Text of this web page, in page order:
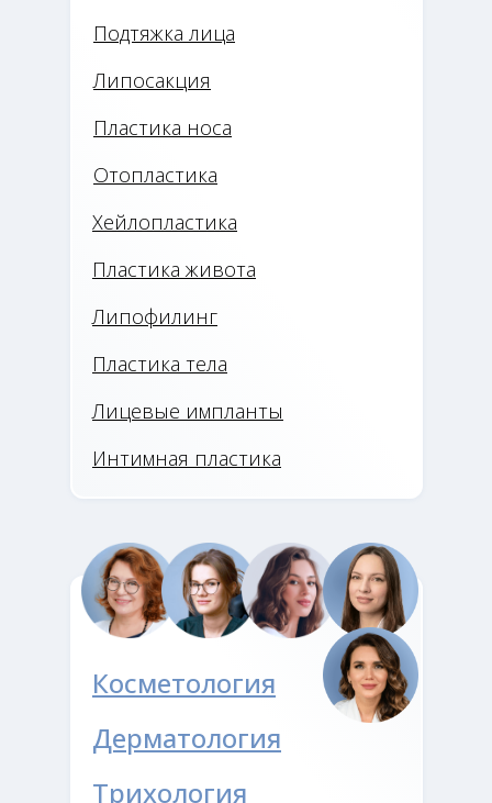
Подтяжка лица
Липосакция
Пластика носа
Отопластика
Лицевые импланты
Хейлопластика
Пластика живота
Липофилинг
Пластика тела
Интимная пластика
Трихология
Дерматология
Косметология